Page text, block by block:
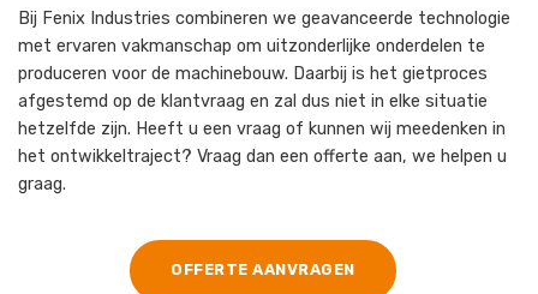
Bij Fenix Industries combineren we geavanceerde technologie
met ervaren vakmanschap om uitzonderlijke onderdelen te
produceren voor de machinebouw. Daarbij is het gietproces
afgestemd op de klantvraag en zal dus niet in elke situatie
hetzelfde zijn. Heeft u een vraag of kunnen wij meedenken in
het ontwikkeltraject? Vraag dan een offerte aan, we helpen u
graag.
OFFERTE AANVRAGEN